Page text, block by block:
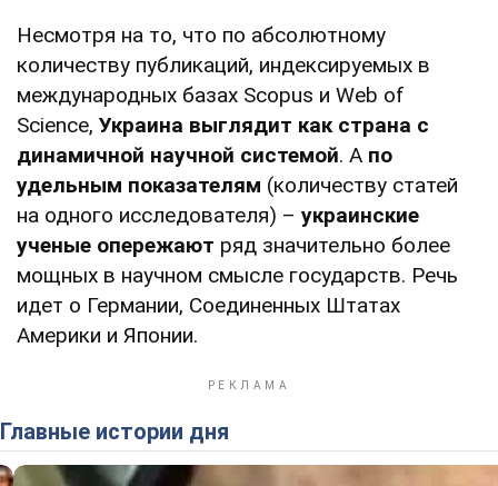
Несмотря на то, что по абсолютному
количеству публикаций, индексируемых в
международных базах Scopus и Web of
Science, Украина выглядит как страна с
динамичной научной системой. А по
удельным показателям (количеству статей
на одного исследователя) – украинские
ученые опережают ряд значительно более
мощных в научном смысле государств. Речь
идет о Германии, Соединенных Штатах
Америки и Японии.
Главные истории дня